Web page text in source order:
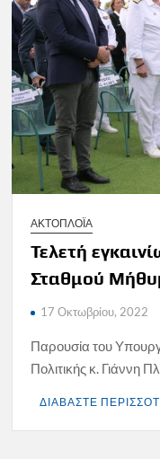
ΑΚΤΟΠΛΟΪΑ
Τελετή
Σταθμού
17 Οκτωβρίου, 2022
Παρουσία του
Πολιτικής κ. Γιάννη
ΔΙΑΒΑΣΤΕ